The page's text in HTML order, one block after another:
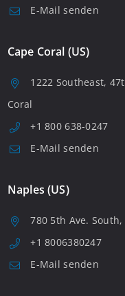
E-Mail senden
Cape Coral (US)
1222 Southeast,
Coral
+1 800 638-0247
E-Mail senden
Naples (US)
780 5th Ave.
+1 8006380247
E-Mail senden